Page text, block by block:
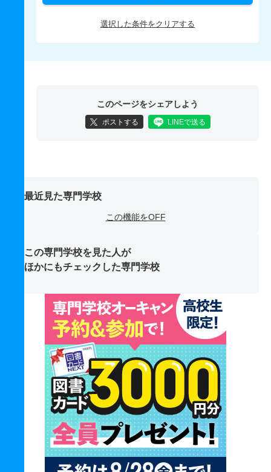
選択した条件をクリアする
このページをシェアしよう
ポストする LINEで送る
最近見た専門学校
この機能をOFF
この専門学校を見た人が
ほかにもチェックした専門学校